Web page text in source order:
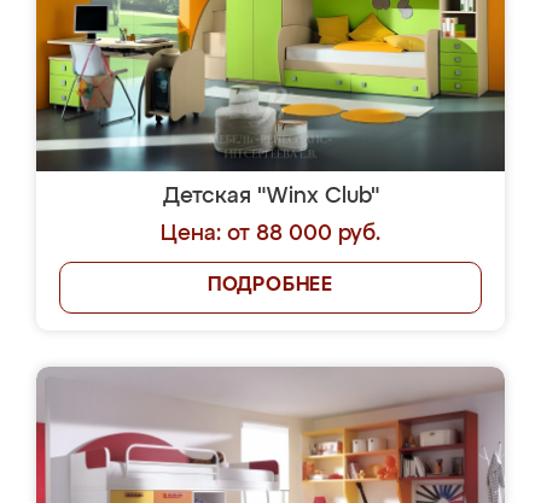
Детская "Winx Club"
Цена: от 88 000 руб.
ПОДРОБНЕЕ